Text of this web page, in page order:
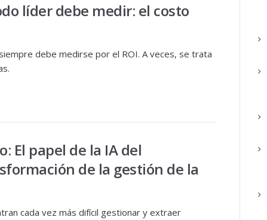
líder debe medir: el costo
debe medirse por el ROI. A veces, se trata
El papel de la IA del
de la gestión de la
cada vez más difícil gestionar y extraer